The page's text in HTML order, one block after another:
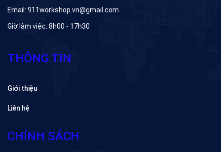
Email: 911workshop.vn@gmail.com
Giờ làm việc: 8h00 - 17h30
THÔNG TIN
Giới thiệu
Liên hệ
CHÍNH SÁCH